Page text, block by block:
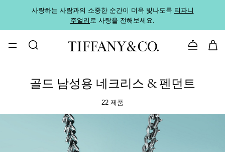
사랑하는 사람과의 소중한 순간이 더욱 빛나도록 티파니
주얼리로 사랑을 전해보세요.
문의하기
골드 남성용 네크리스 & 펜던트
22 제품